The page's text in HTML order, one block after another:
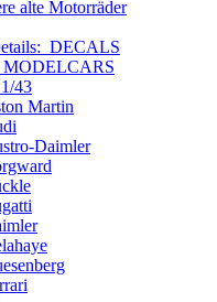
alte Motorräder
DECALS
43
Martin
Daimler